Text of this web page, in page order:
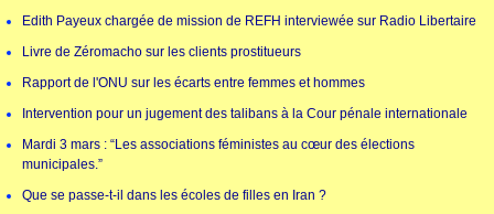
Edith Payeux chargée de mission de REFH interviewée sur Radio Libertaire
Livre de Zéromacho sur les clients prostitueurs
Rapport de l'ONU sur les écarts entre femmes et hommes
Intervention pour un jugement des talibans à la Cour pénale internationale
Mardi 3 mars : “Les associations féministes au cœur des élections
municipales.”
Que se passe-t-il dans les écoles de filles en Iran ?